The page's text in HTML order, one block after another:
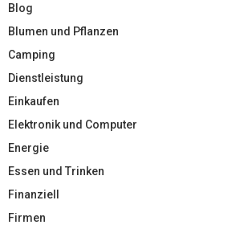
Blog
Blumen und Pflanzen
Camping
Dienstleistung
Einkaufen
Elektronik und Computer
Energie
Essen und Trinken
Finanziell
Firmen